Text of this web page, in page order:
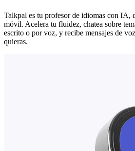
Talkpal es tu profesor de idiomas con IA,
móvil. Acelera tu fluidez, chatea sobre
escrito o por voz, y recibe mensajes de
quieras.